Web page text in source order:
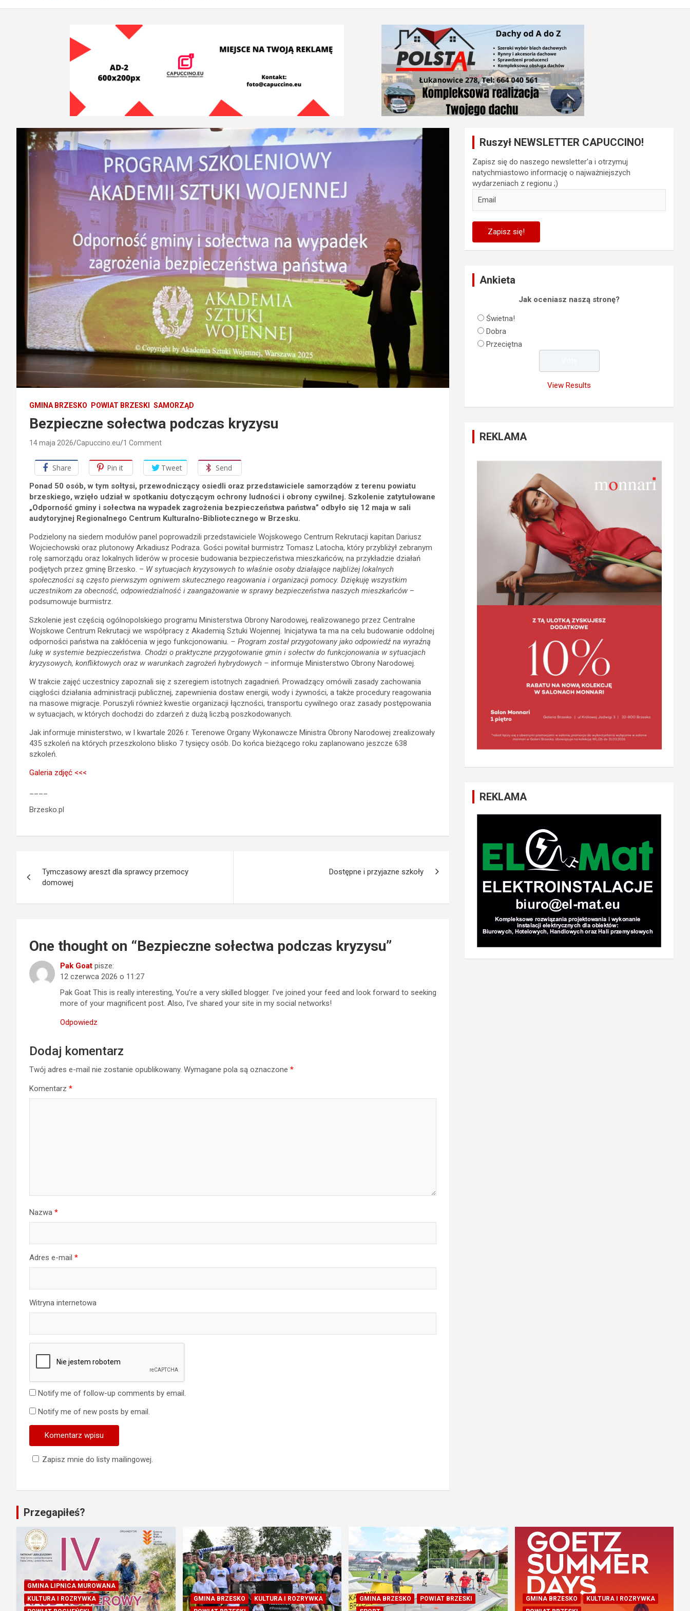
GMINA BRZESKO POWIAT BRZESKI SAMORZĄD
Bezpieczne sołectwa podczas kryzysu
14 maja 2026 Capuccino.eu 1 Comment
Share Pin it Tweet Send
Ponad 50 osób, w tym sołtysi, przewodniczący osiedli oraz przedstawiciele samorządów z terenu powiatu
brzeskiego, wzięło udział w spotkaniu dotyczącym ochrony ludności i obrony cywilnej. Szkolenie zatytułowane
„Odporność gminy i sołectwa na wypadek zagrożenia bezpieczeństwa państwa” odbyło się 12 maja w sali
audytoryjnej Regionalnego Centrum Kulturalno-Bibliotecznego w Brzesku.
Podzielony na siedem modułów panel poprowadzili przedstawiciele Wojskowego Centrum Rekrutacji kapitan Dariusz
Wojciechowski oraz plutonowy Arkadiusz Podraza. Gości powitał burmistrz Tomasz Latocha, który przybliżył zebranym
rolę samorządu oraz lokalnych liderów w procesie budowania bezpieczeństwa mieszkańców, na przykładzie działań
podjętych przez gminę Brzesko. – W sytuacjach kryzysowych to właśnie osoby działające najbliżej lokalnych
społeczności są często pierwszym ogniwem skutecznego reagowania i organizacji pomocy. Dziękuję wszystkim
uczestnikom za obecność, odpowiedzialność i zaangażowanie w sprawy bezpieczeństwa naszych mieszkańców –
podsumowuje burmistrz.
Szkolenie jest częścią ogólnopolskiego programu Ministerstwa Obrony Narodowej, realizowanego przez Centralne
Wojskowe Centrum Rekrutacji we współpracy z Akademią Sztuki Wojennej. Inicjatywa ta ma na celu budowanie oddolnej
odporności państwa na zakłócenia w jego funkcjonowaniu. – Program został przygotowany jako odpowiedź na wyraźną
lukę w systemie bezpieczeństwa. Chodzi o praktyczne przygotowanie gmin i sołectw do funkcjonowania w sytuacjach
kryzysowych, konfliktowych oraz w warunkach zagrożeń hybrydowych – informuje Ministerstwo Obrony Narodowej.
W trakcie zajęć uczestnicy zapoznali się z szeregiem istotnych zagadnień. Prowadzący omówili zasady zachowania
ciągłości działania administracji publicznej, zapewnienia dostaw energii, wody i żywności, a także procedury reagowania
na masowe migracje. Poruszyli również kwestie organizacji łączności, transportu cywilnego oraz zasady postępowania
w sytuacjach, w których dochodzi do zdarzeń z dużą liczbą poszkodowanych.
Jak informuje ministerstwo, w I kwartale 2026 r. Terenowe Organy Wykonawcze Ministra Obrony Narodowej zrealizowały
435 szkoleń na których przeszkolono blisko 7 tysięcy osób. Do końca bieżącego roku zaplanowano jeszcze 638
szkoleń.
Galeria zdjęć <<<
Brzesko.pl
wpisu
Tymczasowy areszt dla sprawcy przemocy
domowej
Dostępne i przyjazne szkoły
One thought on “Bezpieczne sołectwa podczas kryzysu”
Pak Goat pisze:
12 czerwca 2026 o 11:27
Pak Goat This is really interesting, You’re a very skilled blogger. I’ve joined your feed and look forward to seeking
more of your magnificent post. Also, I’ve shared your site in my social networks!
Odpowiedz
Dodaj komentarz
Twój adres e-mail nie zostanie opublikowany. Wymagane pola są oznaczone *
Komentarz *
Nazwa *
Adres e-mail *
Witryna internetowa
Notify me of follow-up comments by email.
Notify me of new posts by email.
Zapisz mnie do listy mailingowej.
Ruszył NEWSLETTER CAPUCCINO!
Zapisz się do naszego newsletter'a i otrzymuj
natychmiastowo informację o najważniejszych
wydarzeniach z regionu ;)
Ankieta
Jak oceniasz naszą stronę?
Świetna!
Dobra
Przeciętna
View Results
REKLAMA
REKLAMA
Przegapiłeś?
GMINA LIPNICA MUROWANA
KULTURA I ROZRYWKA
GMINA BRZESKO
KULTURA I ROZRYWKA
GMINA BRZESKO
POWIAT BRZESKI
GMINA BRZESKO
KULTURA I ROZRYWKA